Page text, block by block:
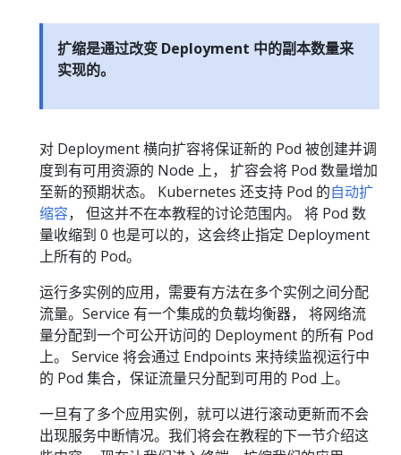
扩缩是通过改变 Deployment 中的副本数量来
实现的。
对 Deployment 横向扩容将保证新的 Pod 被创建并调
度到有可用资源的 Node 上， 扩容会将 Pod 数量增加
至新的预期状态。 Kubernetes 还支持 Pod 的自动扩
缩容， 但这并不在本教程的讨论范围内。 将 Pod 数
量收缩到 0 也是可以的，这会终止指定 Deployment
上所有的 Pod。
运行多实例的应用，需要有方法在多个实例之间分配
流量。Service 有一个集成的负载均衡器， 将网络流
量分配到一个可公开访问的 Deployment 的所有 Pod
上。 Service 将会通过 Endpoints 来持续监视运行中
的 Pod 集合，保证流量只分配到可用的 Pod 上。
一旦有了多个应用实例，就可以进行滚动更新而不会
出现服务中断情况。我们将会在教程的下一节介绍这